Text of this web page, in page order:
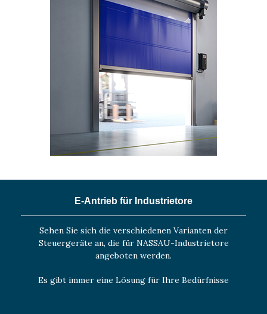
E-Antrieb für Industrietore
Sehen Sie sich die verschiedenen Varianten der
Steuergeräte an, die für NASSAU-Industrietore
angeboten werden.
Es gibt immer eine Lösung für Ihre Bedürfnisse